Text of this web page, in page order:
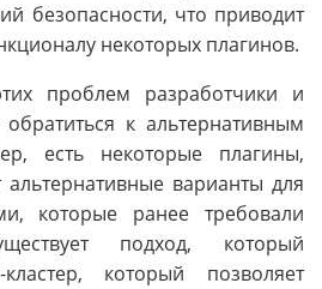
безопасности, что приводит
некоторых плагинов.
проблем разработчики и
к альтернативным
есть некоторые плагины,
варианты для
которые ранее требовали
подход, который
кластер, который позволяет